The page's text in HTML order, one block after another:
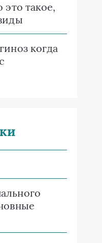
это такое,
когда